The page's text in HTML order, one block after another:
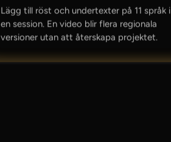
Lägg till röst och undertexter på 11 språk i
en session. En video blir flera regionala
versioner utan att återskapa projektet.